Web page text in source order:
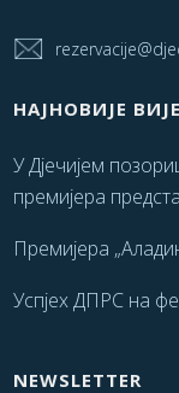
НАЈНОВИЈЕ
У Дјечијем
премијера
Премијера
Успјех ДПРС на
NEWSLETTER